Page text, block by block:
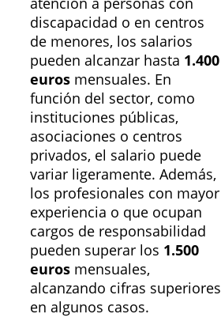
discapacidad o en centros
de menores, los salarios
pueden alcanzar hasta 1.400
euros mensuales. En
función del sector, como
instituciones públicas,
asociaciones o centros
privados, el salario puede
variar ligeramente. Además,
los profesionales con mayor
experiencia o que ocupan
cargos de responsabilidad
pueden superar los 1.500
euros mensuales,
alcanzando cifras superiores
en algunos casos.